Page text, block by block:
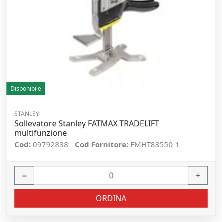
Disponibile
STANLEY
Sollevatore Stanley FATMAX TRADELIFT
multifunzione
Cod: 09792838 Cod Fornitore: FMHT83550-1
− +
ORDINA